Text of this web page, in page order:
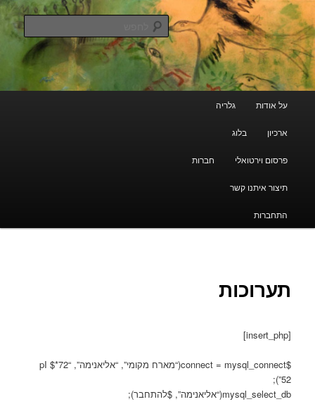
עבור
לתוכן
הראשי
ארכיון מרוקאי יהודי
גלריה קוד פתוח
לחפש
על אודות גלריה
ארכיון בלוג
פרסום וירטואלי חברות
תיצור איתנו קשר
התחברות
תערוכות
[insert_php]
$connect = mysql_connect(“מארח מקומי”, “אליאנימה”, “72*pI $
52”);
mysql_select_db(“אליאנימה”, $להתחבר);